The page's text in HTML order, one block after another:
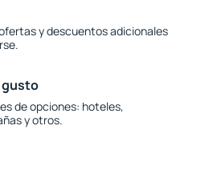
y descuentos adicionales
gusto
de opciones: hoteles,
y otros.